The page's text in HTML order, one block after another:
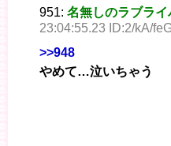
951: 名無しのラブライ
23:04:55.23 ID:2/kA/
>>948
やめて…泣いちゃう